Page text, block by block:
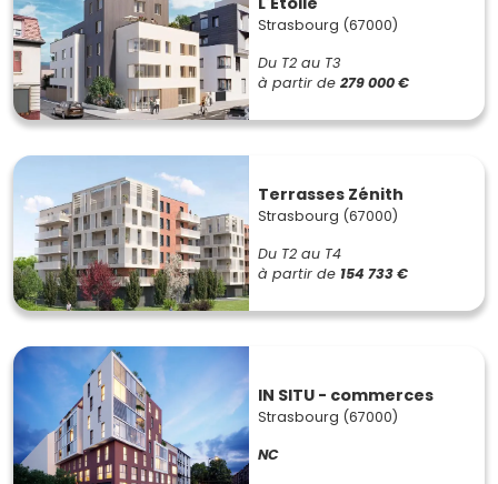
Strasbourg (67000)
Du T2 au T3
à partir de 279 000 €
Terrasses Zénith
Strasbourg (67000)
Du T2 au T4
à partir de 154 733 €
IN SITU - commerces
Strasbourg (67000)
NC